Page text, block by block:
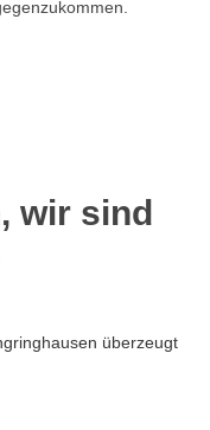
wir sind
überzeugt